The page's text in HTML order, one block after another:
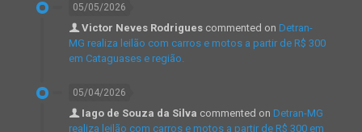
05/05/2026
Victor Neves Rodrigues commented on Detran-
MG realiza leilão com carros e motos a partir de R$ 300
em Cataguases e região.
05/04/2026
Iago de Souza da Silva commented on Detran-MG
realiza leilão com carros e motos a partir de R$ 300 em